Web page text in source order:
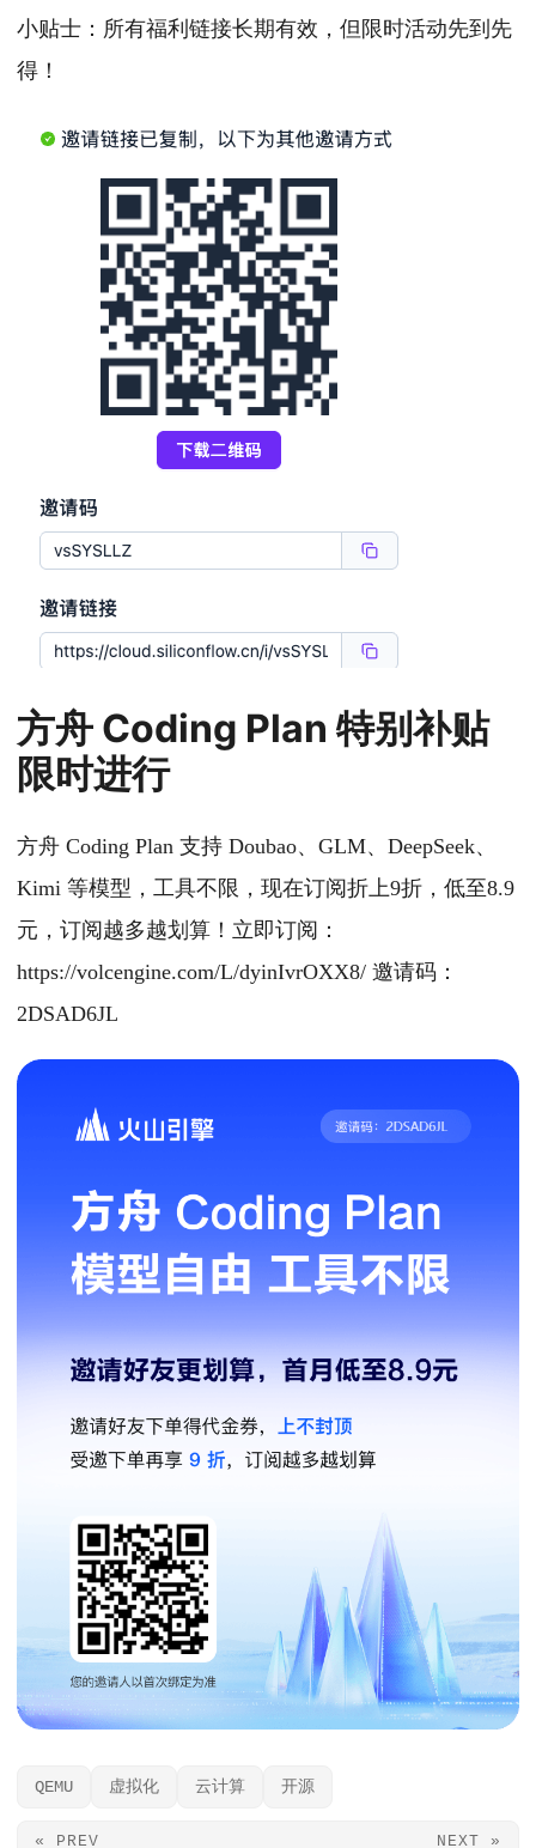
小贴士：所有福利链接长期有效，但限时活动先到先
得！
方舟 Coding Plan 特别补贴
限时进行
方舟 Coding Plan 支持 Doubao、GLM、DeepSeek、
Kimi 等模型，工具不限，现在订阅折上9折，低至8.9
元，订阅越多越划算！立即订阅：
https://volcengine.com/L/dyinIvrOXX8/ 邀请码：
2DSAD6JL
QEMU 虚拟化 云计算 开源
« PREV NEXT »